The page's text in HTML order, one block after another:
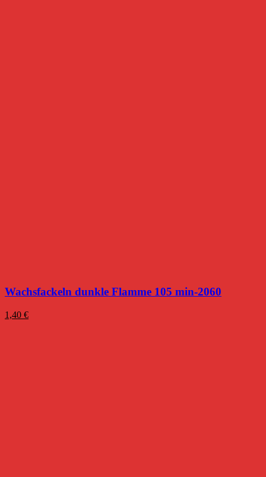
Wachsfackeln dunkle Flamme 105 min-2060
1,40 €